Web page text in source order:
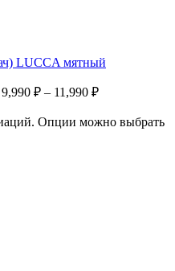
LUCCA мятный
₽ – 11,990 ₽
Опции можно выбрать